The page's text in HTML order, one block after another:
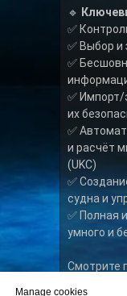
Manage cookies
🔹
✅
✅ Выбор и
✅
✅ Импорт/
их
✅
и расчёт
(UKC)
✅
судна и
✅ Полная
умного и
Смотрите